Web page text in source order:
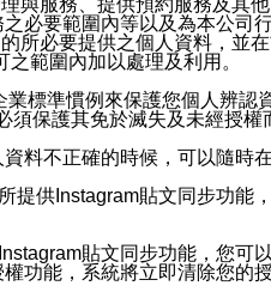
必要範圍內等以及為本公司
所必要提供之個人資料，並
範圍內加以處理及利用。
標準慣例來保護您個人辨
須保護其免於滅失及未經授
料不正確的時候，可以隨時
提供Instagram貼文同步功能
貼文同步功能，您可
功能，系統將立即清除您的